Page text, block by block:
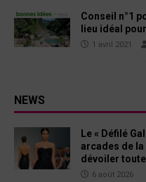
Conseil n°1
lieu idéal
1 avril 2021
NEWS
Le « Défilé
arcades de la
dévoiler
6 août 2026